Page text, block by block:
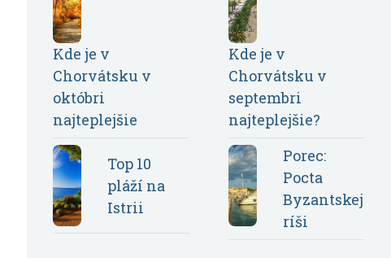
Kde je v
Chorvátsku v
októbri
najteplejšie
Kde je v
Chorvátsku v
septembri
najteplejšie?
Top 10
pláží na
Istrii
Porec:
Pocta
Byzantskej
ríši